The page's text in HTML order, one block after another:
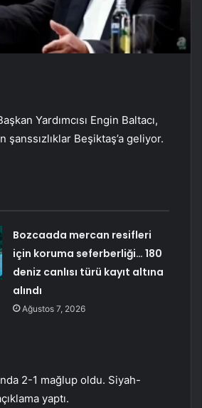
Yardımcısı Engin Baltacı,
şanssızlıklar Beşiktaş’a geliyor.
Bozcaada mercan resifleri
için koruma seferberliği… 180
deniz canlısı türü kayıt altına
alındı
Ağustos 7, 2026
2-1 mağlup oldu. Siyah-
yaptı.